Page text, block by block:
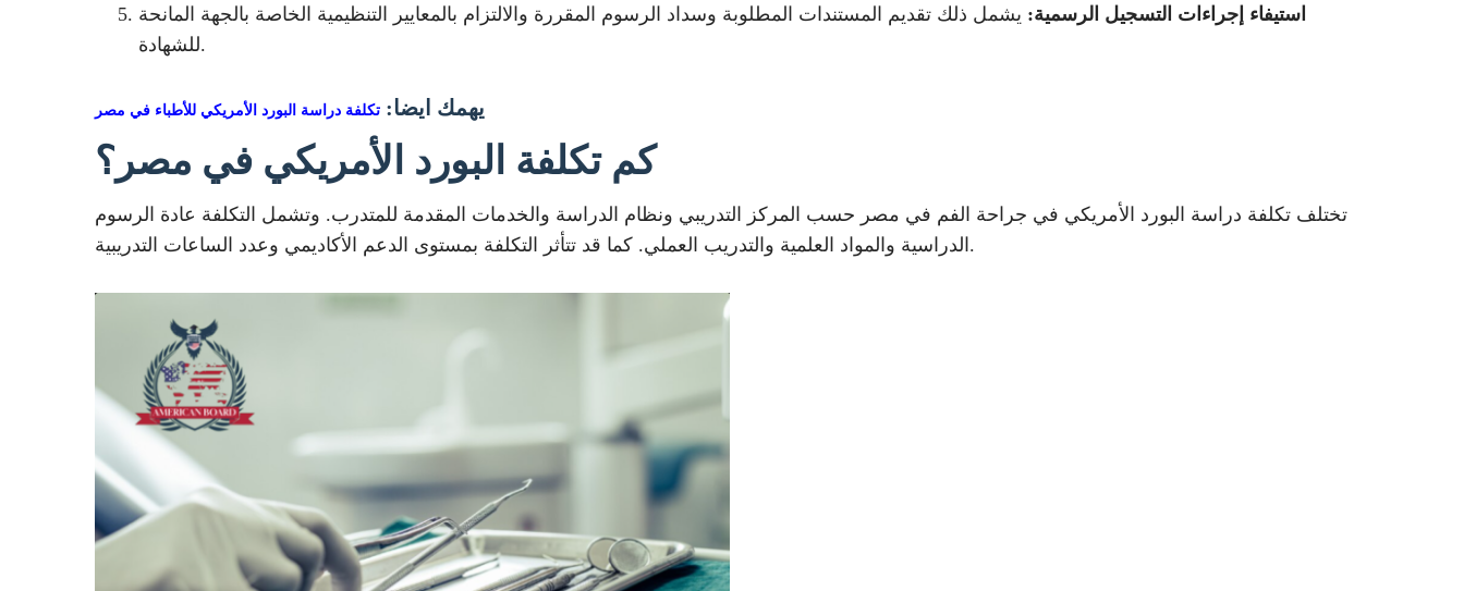
استيفاء إجراءات التسجيل الرسمية: يشمل ذلك تقديم المستندات المطلوبة وسداد الرسوم المقررة والالتزام بالمعايير التنظيمية الخاصة بالجهة المانحة
للشهادة.
يهمك ايضا: تكلفة دراسة البورد الأمريكي للأطباء في مصر
كم تكلفة البورد الأمريكي في مصر؟
تختلف تكلفة دراسة البورد الأمريكي في جراحة الفم في مصر حسب المركز التدريبي ونظام الدراسة والخدمات المقدمة للمتدرب. وتشمل التكلفة عادة الرسوم
الدراسية والمواد العلمية والتدريب العملي. كما قد تتأثر التكلفة بمستوى الدعم الأكاديمي وعدد الساعات التدريبية.